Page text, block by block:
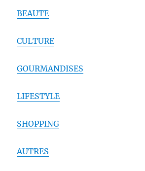
BEAUTE
CULTURE
GOURMANDISES
LIFESTYLE
SHOPPING
AUTRES